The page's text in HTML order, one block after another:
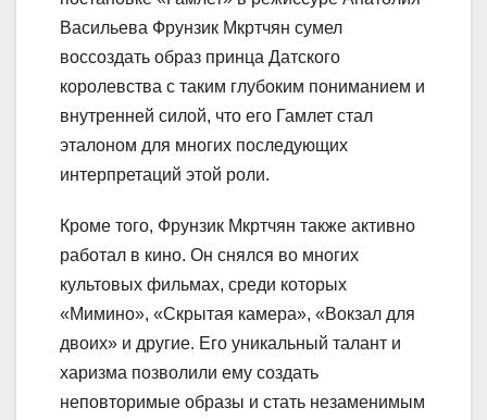
Васильева Фрунзик Мкртчян сумел
воссоздать образ принца Датского
королевства с таким глубоким пониманием и
внутренней силой, что его Гамлет стал
эталоном для многих последующих
интерпретаций этой роли.
Кроме того, Фрунзик Мкртчян также активно
работал в кино. Он снялся во многих
культовых фильмах, среди которых
«Мимино», «Скрытая камера», «Вокзал для
двоих» и другие. Его уникальный талант и
харизма позволили ему создать
неповторимые образы и стать незаменимым